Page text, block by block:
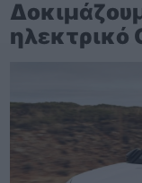
ηλεκτρικό